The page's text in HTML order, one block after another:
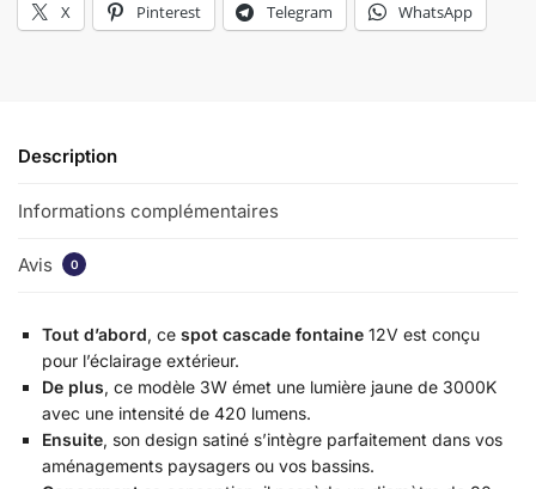
X Pinterest Telegram WhatsApp
Description
Informations complémentaires
Avis 0
Tout d’abord, ce spot cascade fontaine 12V est conçu
pour l’éclairage extérieur.
De plus, ce modèle 3W émet une lumière jaune de 3000K
avec une intensité de 420 lumens.
Ensuite, son design satiné s’intègre parfaitement dans vos
aménagements paysagers ou vos bassins.